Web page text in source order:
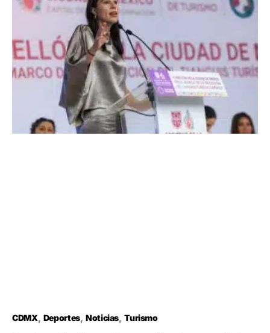
CDMX Deportes Noticias Turismo